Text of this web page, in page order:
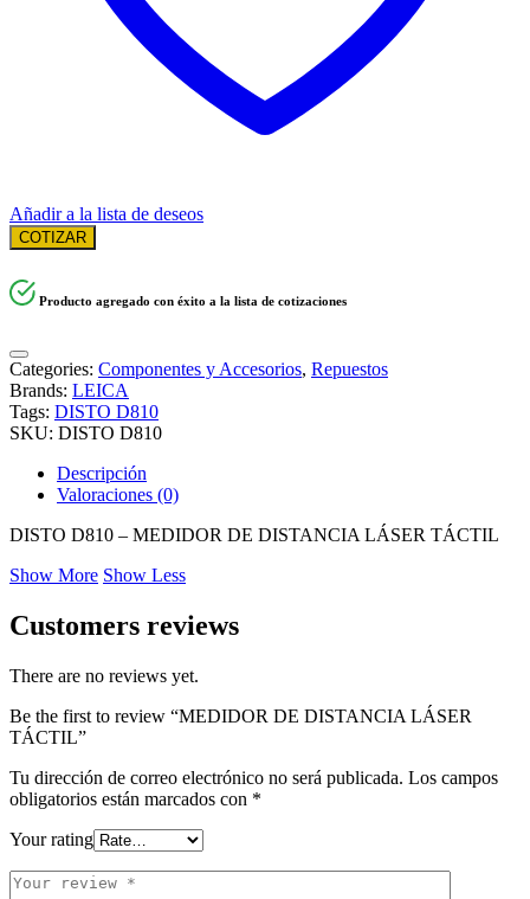
Añadir a la lista de deseos
COTIZAR
Producto agregado con éxito a la lista de cotizaciones
Categories: Componentes y Accesorios, Repuestos
Brands: LEICA
Tags: DISTO D810
SKU: DISTO D810
Descripción
Valoraciones (0)
DISTO D810 – MEDIDOR DE DISTANCIA LÁSER TÁCTIL
Show More Show Less
Customers reviews
There are no reviews yet.
Be the first to review “MEDIDOR DE DISTANCIA LÁSER
TÁCTIL”
Tu dirección de correo electrónico no será publicada. Los campos
obligatorios están marcados con *
Your rating